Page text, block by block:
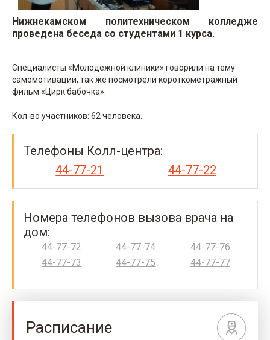
Нижнекамском политехническом колледже
проведена беседа со студентами 1 курса.
Специалисты «Молодежной клиники» говорили на тему
самомотивации, так же посмотрели короткометражный
фильм «Цирк бабочка».
Кол-во участников: 62 человека.
Телефоны Колл-центра:
44-77-21
44-77-22
Номера телефонов вызова врача на
дом:
44-77-72
44-77-73
44-77-74
44-77-75
44-77-76
44-77-77
Расписание